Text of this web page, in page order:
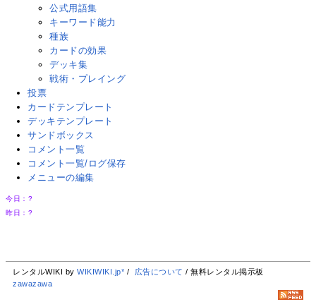
公式用語集
キーワード能力
種族
カードの効果
デッキ集
戦術・プレイング
投票
カードテンプレート
デッキテンプレート
サンドボックス
コメント一覧
コメント一覧/ログ保存
メニューの編集
今日： ?
昨日： ?
レンタルWIKI byWIKIWIKI.jp* / 広告について / 無料レンタル掲示板
zawazawa